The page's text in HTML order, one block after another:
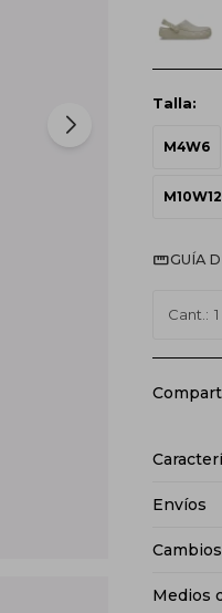
Talla:
M4W6
M10W12
GUÍA
1
Envíos
Medios